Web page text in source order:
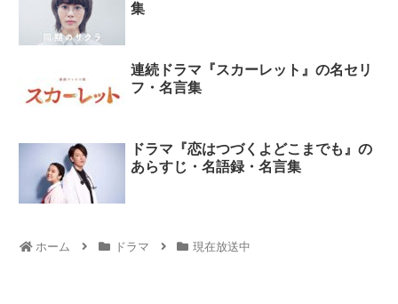
集
連続ドラマ『スカーレット』の名セリ
フ・名言集
ドラマ『恋はつづくよどこまでも』の
あらすじ・名語録・名言集
ホーム ドラマ 現在放送中